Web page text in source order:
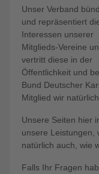
Unser Verband
und repräsentiert
Interessen unserer
Mitglieds-Vereine
vertritt diese in der
Öffentlichkeit und
Bund Deutscher
Mitglied wir natürlich
Unsere Seiten hier
unsere Leistungen,
natürlich auch, wie
Falls Ihr Fragen